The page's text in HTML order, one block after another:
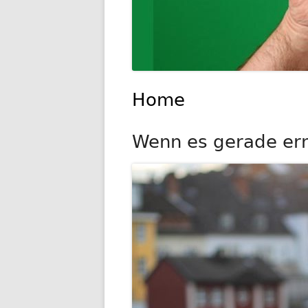
Home
Wenn es gerade